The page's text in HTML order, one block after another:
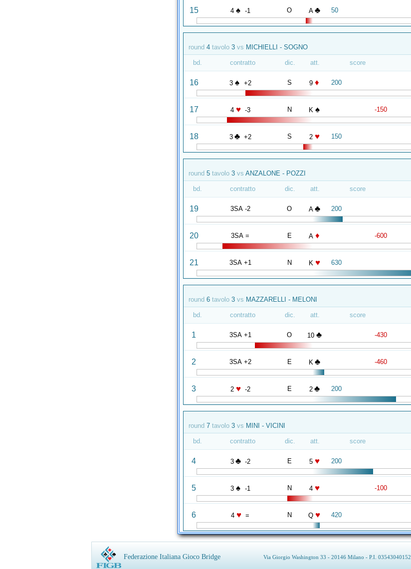
15 4 ♠ -1 O A ♣ 50
round 4 tavolo 3 vs MICHIELLI - SOGNO
bd. contratto dic. att. score
16 3 ♠ +2 S 9 ♦ 200
17 4 ♥ -3 N K ♠ -150
18 3 ♣ +2 S 2 ♥ 150
round 5 tavolo 3 vs ANZALONE - POZZI
bd. contratto dic. att. score
19 3SA -2 O A ♣ 200
20 3SA = E A ♦ -600
21 3SA +1 N K ♥ 630
round 6 tavolo 3 vs MAZZARELLI - MELONI
bd. contratto dic. att. score
1 3SA +1 O 10 ♣ -430
2 3SA +2 E K ♣ -460
3 2 ♥ -2 E 2 ♣ 200
round 7 tavolo 3 vs MINI - VICINI
bd. contratto dic. att. score
4 3 ♣ -2 E 5 ♥ 200
5 3 ♠ -1 N 4 ♥ -100
6 4 ♥ = N Q ♥ 420
Federazione Italiana Gioco Bridge Via Giorgio Washington 33 - 20146 Milano - P.I. 03543040152